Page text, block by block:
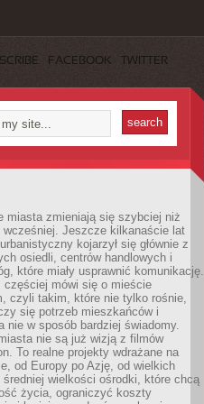
FACEBOOK TWITTER
miasta zmieniają się szybciej niż
wcześniej. Jeszcze kilkanaście lat
kojarzył się głównie z
osiedli, centrów handlowych i
które miały usprawnić komunikację.
częściej mówi się o mieście
czyli takim, które nie tylko rośnie,
się potrzeb mieszkańców i
nie w sposób bardziej świadomy.
nie są już wizją z filmów
To realne projekty wdrażane na
od Europy po Azję, od wielkich
średniej wielkości ośrodki, które chcą
życia, ograniczyć koszty